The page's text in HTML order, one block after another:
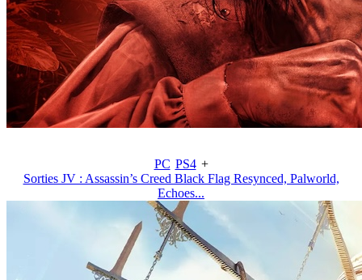
PC PS4 +
Sorties JV : Assassin’s Creed Black Flag Resynced, Palworld,
Echoes...